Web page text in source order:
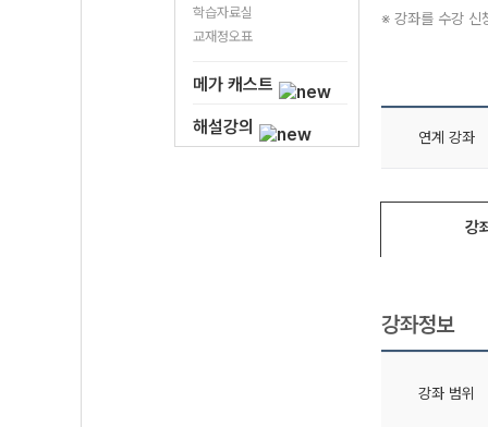
학습자료실
교재정오표
메가 캐스트
해설강의
※ 강좌를 수강 신
연계 강좌
강
강좌정보
강좌 범위